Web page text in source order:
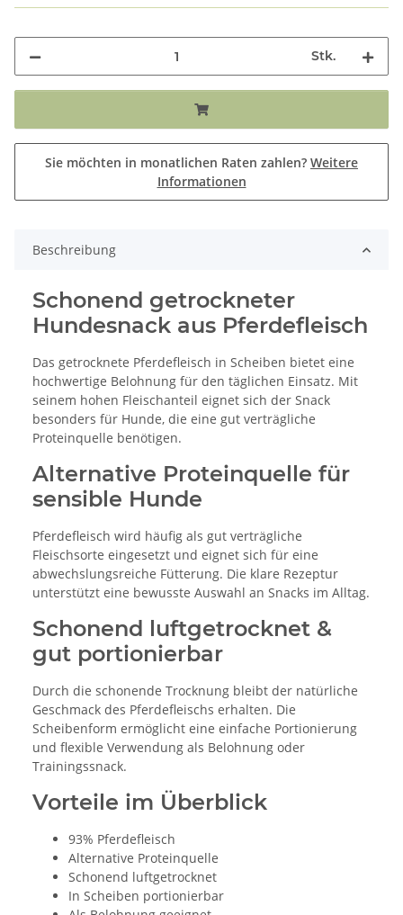
Stk.
Sie möchten in monatlichen Raten zahlen? Weitere
Informationen
Beschreibung
Schonend getrockneter
Hundesnack aus Pferdefleisch
Das getrocknete Pferdefleisch in Scheiben bietet eine
hochwertige Belohnung für den täglichen Einsatz. Mit
seinem hohen Fleischanteil eignet sich der Snack
besonders für Hunde, die eine gut verträgliche
Proteinquelle benötigen.
Alternative Proteinquelle für
sensible Hunde
Pferdefleisch wird häufig als gut verträgliche
Fleischsorte eingesetzt und eignet sich für eine
abwechslungsreiche Fütterung. Die klare Rezeptur
unterstützt eine bewusste Auswahl an Snacks im Alltag.
Schonend luftgetrocknet &
gut portionierbar
Durch die schonende Trocknung bleibt der natürliche
Geschmack des Pferdefleischs erhalten. Die
Scheibenform ermöglicht eine einfache Portionierung
und flexible Verwendung als Belohnung oder
Trainingssnack.
Vorteile im Überblick
93% Pferdefleisch
Alternative Proteinquelle
Schonend luftgetrocknet
In Scheiben portionierbar